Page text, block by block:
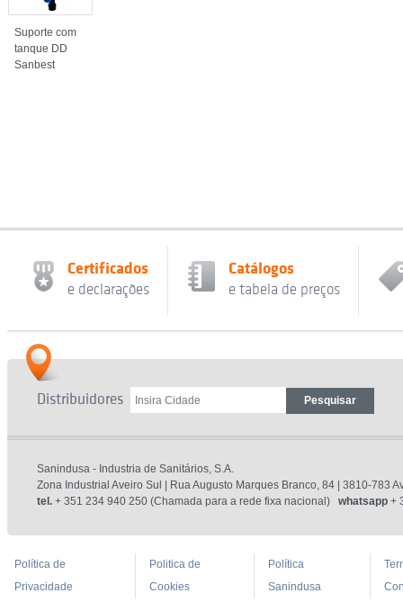
Suporte com
tanque DD
Sanbest
Certificados
e declarações
Catálogos
e tabela de preços
Distribuidores
Sanindusa - Industria de Sanitários, S.A.
Zona Industrial Aveiro Sul | Rua Augusto Marques Branco, 84 | 3810-783
tel. + 351 234 940 250 (Chamada para a rede fixa nacional) whatsapp +
Política de
Privacidade
Politica de
Cookies
Política
Sanindusa